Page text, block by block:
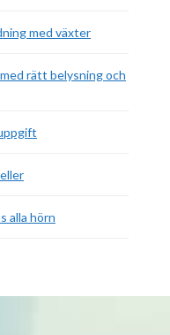
med växter
rätt belysning och
alla hörn